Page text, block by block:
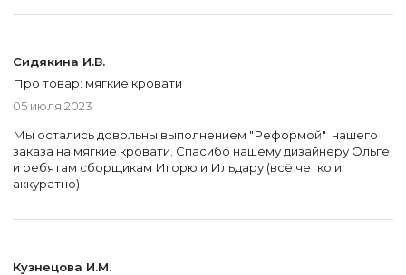
Сидякина И.В.
Про товар: мягкие кровати
05 июля 2023
Мы остались довольны выполнением "Реформой" нашего
заказа на мягкие кровати. Спасибо нашему дизайнеру Ольге
и ребятам сборщикам Игорю и Ильдару (всё четко и
аккуратно)
Кузнецова И.М.